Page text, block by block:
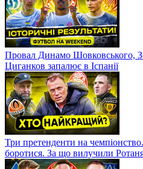
Провал Динамо Шовковського,
Циганков запалює в Іспанії
Три претенденти на
боротися. За що вилучили